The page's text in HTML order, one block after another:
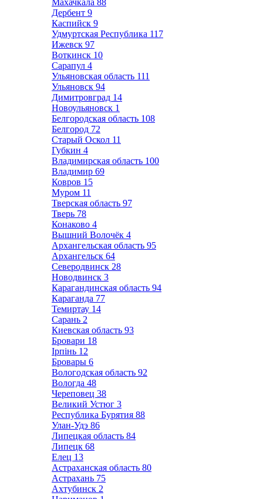
Махачкала 88
Дербент 9
Каспийск 9
Удмуртская Республика 117
Ижевск 97
Воткинск 10
Сарапул 4
Ульяновская область 111
Ульяновск 94
Димитровград 14
Новоульяновск 1
Белгородская область 108
Белгород 72
Старый Оскол 11
Губкин 4
Владимирская область 100
Владимир 69
Ковров 15
Муром 11
Тверская область 97
Тверь 78
Конаково 4
Вышний Волочёк 4
Архангельская область 95
Архангельск 64
Северодвинск 28
Новодвинск 3
Карагандинская область 94
Караганда 77
Темиртау 14
Сарань 2
Киевская область 93
Бровари 18
Ірпінь 12
Бровары 6
Вологодская область 92
Вологда 48
Череповец 38
Великий Устюг 3
Республика Бурятия 88
Улан-Удэ 86
Липецкая область 84
Липецк 68
Елец 13
Астраханская область 80
Астрахань 75
Ахтубинск 2